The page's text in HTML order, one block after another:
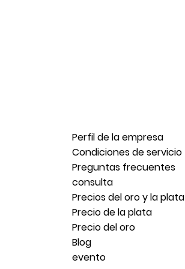
Perfil de la empresa
Condiciones de servicio
Preguntas frecuentes
consulta
Precios del oro y la plata
Precio de la plata
Precio del oro
Blog
evento